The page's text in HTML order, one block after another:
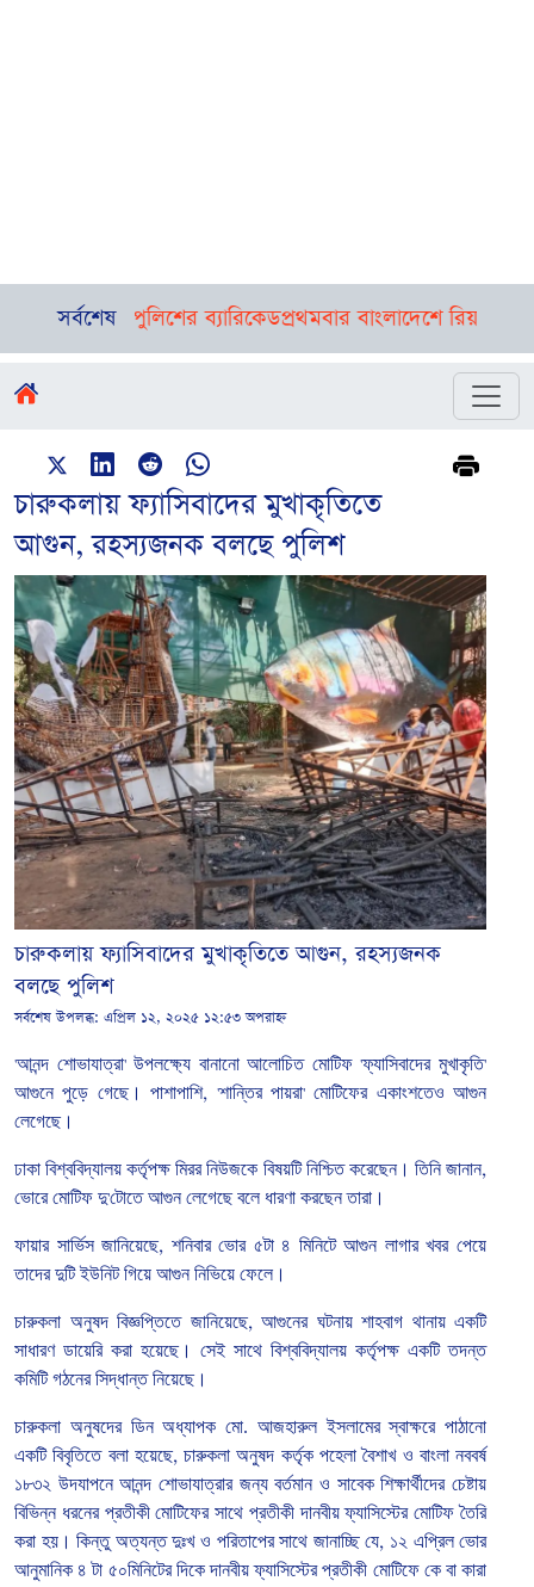
সর্বশেষ
পুলিশের ব্যারিকেড প্রথমবার বাংলাদেশে রিয়াদ এয়ারের
চারুকলায় ফ্যাসিবাদের মুখাকৃতিতে
আগুন, রহস্যজনক বলছে পুলিশ
চারুকলায় ফ্যাসিবাদের মুখাকৃতিতে আগুন, রহস্যজনক
বলছে পুলিশ
সর্বশেষ উপলব্ধ: এপ্রিল ১২, ২০২৫ ১২:৫৩ অপরাহ্ন
'আনন্দ শোভাযাত্রা'উপলক্ষ্যে বানানো আলোচিত মোটিফ'ফ্যাসিবাদের মুখাকৃতি'
আগুনে পুড়ে গেছে। পাশাপাশি, 'শান্তির পায়রা'মোটিফের একাংশতেও আগুন
লেগেছে।
ঢাকা বিশ্ববিদ্যালয় কর্তৃপক্ষ মিরর নিউজকে বিষয়টি নিশ্চিত করেছেন। তিনি জানান,
ভোরে মোটিফ দু'টোতে আগুন লেগেছে বলে ধারণা করছেন তারা।
ফায়ার সার্ভিস জানিয়েছে, শনিবার ভোর ৫টা ৪ মিনিটে আগুন লাগার খবর পেয়ে
তাদের দুটি ইউনিট গিয়ে আগুন নিভিয়ে ফেলে।
চারুকলা অনুষদ বিজ্ঞপ্তিতে জানিয়েছে, আগুনের ঘটনায় শাহবাগ থানায় একটি
সাধারণ ডায়েরি করা হয়েছে। সেই সাথে বিশ্ববিদ্যালয় কর্তৃপক্ষ একটি তদন্ত
কমিটি গঠনের সিদ্ধান্ত নিয়েছে।
চারুকলা অনুষদের ডিন অধ্যাপক মো. আজহারুল ইসলামের স্বাক্ষরে পাঠানো
একটি বিবৃতিতে বলা হয়েছে,চারুকলা অনুষদ কর্তৃক পহেলা বৈশাখ ও বাংলা নববর্ষ
১৮৩২ উদযাপনে আনন্দ শোভাযাত্রার জন্য বর্তমান ও সাবেক শিক্ষার্থীদের চেষ্টায়
বিভিন্ন ধরনের প্রতীকী মোটিফের সাথে প্রতীকী দানবীয় ফ্যাসিস্টের মোটিফ তৈরি
করা হয়। কিন্তু অত্যন্ত দুঃখ ও পরিতাপের সাথে জানাচ্ছি যে, ১২ এপ্রিল ভোর
আনুমানিক ৪ টা ৫০মিনিটের দিকে দানবীয় ফ্যাসিস্টের প্রতীকী মোটিফে কে বা কারা